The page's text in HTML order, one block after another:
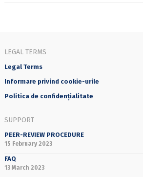
LEGAL TERMS
Legal Terms
Informare privind cookie-urile
Politica de confidențialitate
SUPPORT
PEER-REVIEW PROCEDURE
15 February 2023
FAQ
13 March 2023